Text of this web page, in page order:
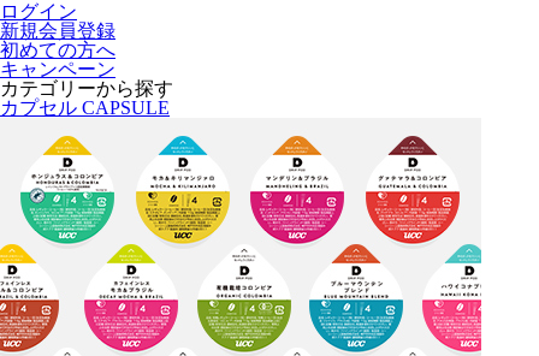
ログイン
新規会員登録
初めての方へ
キャンペーン
カテゴリーから探す
カプセル CAPSULE